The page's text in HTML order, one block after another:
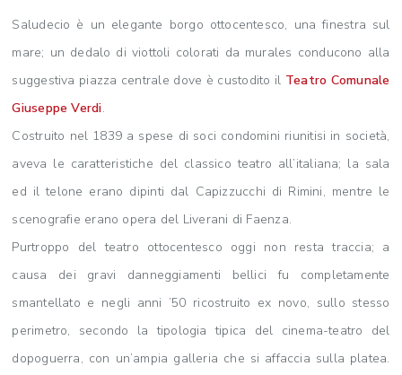
Saludecio è un elegante borgo ottocentesco, una finestra sul
mare; un dedalo di viottoli colorati da murales conducono alla
suggestiva piazza centrale dove è custodito il Teatro Comunale
Giuseppe Verdi.
Costruito nel 1839 a spese di soci condomini riunitisi in società,
aveva le caratteristiche del classico teatro all’italiana; la sala
ed il telone erano dipinti dal Capizzucchi di Rimini, mentre le
scenografie erano opera del Liverani di Faenza.
Purtroppo del teatro ottocentesco oggi non resta traccia; a
causa dei gravi danneggiamenti bellici fu completamente
smantellato e negli anni ’50 ricostruito ex novo, sullo stesso
perimetro, secondo la tipologia tipica del cinema-teatro del
dopoguerra, con un’ampia galleria che si affaccia sulla platea.